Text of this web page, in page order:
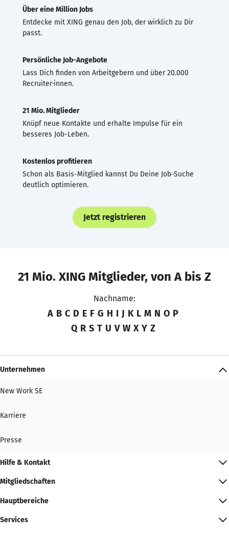
Über eine Million Jobs
Entdecke mit XING genau den Job, der wirklich zu Dir
passt.
Persönliche Job-Angebote
Lass Dich finden von Arbeitgebern und über 20.000
Recruiter·innen.
21 Mio. Mitglieder
Knüpf neue Kontakte und erhalte Impulse für ein
besseres Job-Leben.
Kostenlos profitieren
Schon als Basis-Mitglied kannst Du Deine Job-Suche
deutlich optimieren.
Jetzt registrieren
21 Mio. XING Mitglieder, von A bis Z
Nachname:
A B C D E F G H I J K L M N O P
Q R S T U V W X Y Z
Unternehmen
New Work SE
Karriere
Presse
Hilfe & Kontakt
Mitgliedschaften
Hauptbereiche
Services